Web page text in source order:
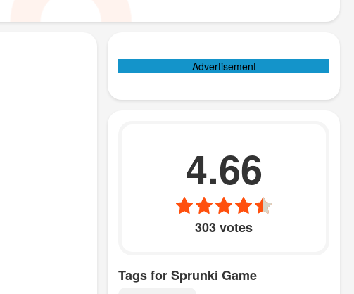
Advertisement
4.66
303 votes
Tags for Sprunki Game